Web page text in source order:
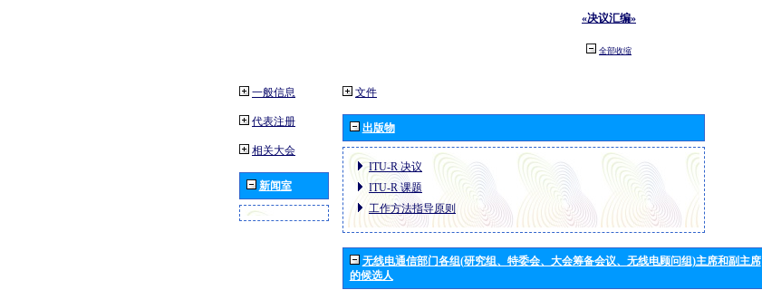
«决议汇编»
全部收缩
一般信息
代表注册
相关大会
新闻室
文件
出版物
ITU-R 决议
ITU-R 课题
工作方法指导原则
无线电通信部门各组(研究组、特委会、大会筹备会议、无线电顾问组)主席和副主席
的候选人